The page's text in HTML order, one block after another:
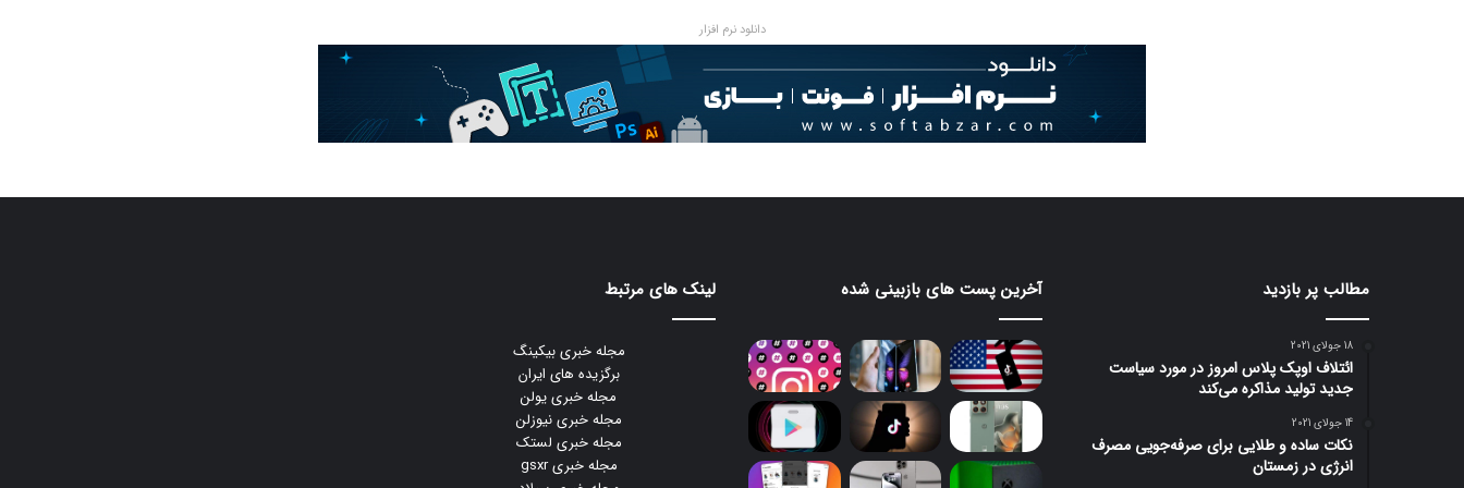
دانلود نرم افزار
مطالب پر بازدید
18 جولای 2021
ائتلاف اوپک پلاس امروز در مورد سیاست
جدید تولید مذاکره می‌کند
14 جولای 2021
نکات ساده و طلایی برای صرفه‌جویی مصرف
انرژی در زمستان
آخرین پست های بازبینی شده لینک های مرتبط
مجله خبری بیکینگ
برگزیده های ایران
مجله خبری یولن
مجله خبری نیوزلن
مجله خبری لستک
مجله خبری gsxr